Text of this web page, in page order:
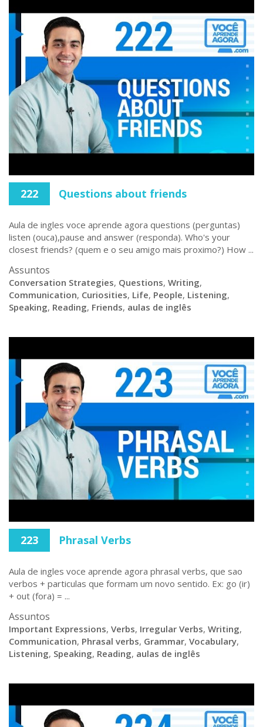
222 Questions about friends
Aula de ingles voce aprende agora questions (perguntas)
listen (ouca),pause and answer (responda). Who's your
closest friends? (quem e o seu amigo mais proximo?) How ...
Assuntos
Conversation Strategies, Questions, Writing,
Communication, Curiosities, Life, People, Listening,
Speaking, Reading, Friends, aulas de inglês
223 Phrasal Verbs
Aula de ingles voce aprende agora phrasal verbs, que sao
verbos + particulas que formam um novo sentido. Ex: go (ir)
+ out (fora) = ...
Assuntos
Important Expressions, Verbs, Irregular Verbs, Writing,
Communication, Phrasal verbs, Grammar, Vocabulary,
Listening, Speaking, Reading, aulas de inglês